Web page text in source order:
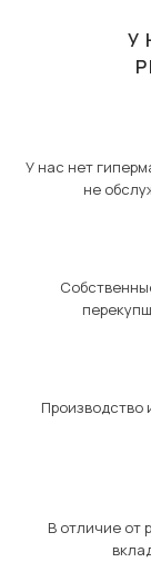
У
У нас нет
не
Производство
В отличие от